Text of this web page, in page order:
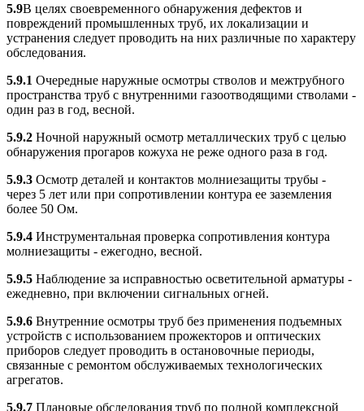
5.9В целях своевременного обнаружения дефектов и
повреждений промышленных труб, их локализации и
устранения следует проводить на них различные по характеру
обследования.
5.9.1 Очередные наружные осмотры стволов и межтрубного
пространства труб с внутренними газоотводящими стволами -
один раз в год, весной.
5.9.2 Ночной наружный осмотр металлических труб с целью
обнаружения прогаров кожуха не реже одного раза в год.
5.9.3 Осмотр деталей и контактов молниезащиты трубы -
через 5 лет или при сопротивлении контура ее заземления
более 50 Ом.
5.9.4 Инструментальная проверка сопротивления контура
молниезащиты - ежегодно, весной.
5.9.5 Наблюдение за исправностью осветительной арматуры -
ежедневно, при включении сигнальных огней.
5.9.6 Внутренние осмотры труб без применения подъемных
устройств с использованием прожекторов и оптических
приборов следует проводить в остановочные периоды,
связанные с ремонтом обслуживаемых технологических
агрегатов.
5.9.7 Плановые обследования труб по полной комплексной